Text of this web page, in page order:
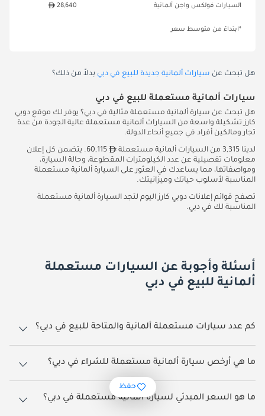
السيارات فولكس واجن ألمانية 28,640
*ابتداءً من متوسط سعر
هل تبحث عن سيارات ألمانية جديدة للبيع في دبي بدلاً من ذلك؟
سيارات ألمانية مستعملة للبيع في دبي
هل تبحث عن سيارة ألمانية مستعملة مثالية في دبي؟ يوفر لك موقع دوبي
كارز تشكيلة واسعة من السيارات ألمانية مستعملة عالية الجودة من عدة
تجار ومالكين أفراد في جميع أنحاء الدولة.
لدينا 3,315 من السيارات ألمانية مستعملة
60,115. يتضمن كل إعلان
معلومات تفصيلية عن عدد الكيلومترات المقطوعة، وحالة السيارة،
ومواصفاتها، مما يساعدك في العثور على السيارة ألمانية مستعملة
المناسبة لأسلوب حياتك وميزانيتك.
تصفح قوائم إعلانات دوبي كارز اليوم لتجد السيارة ألمانية مستعملة
المناسبة لك في دبي.
أسئلة وأجوبة عن السيارات مستعملة
ألمانية للبيع في دبي
كم عدد سيارات مستعملة ألمانية والمتاحة للبيع في دبي؟
هناك 3,315 سيارات مستعملة ألمانية متوفرة للبيع في دبي.
ما هي أرخص سيارة ألمانية مستعملة للشراء في دبي؟
أرخص سيارة ألمانية يمكن شراؤها في دبي هي مرسيدس بنز C180 K.
ما هو السعر المبدئي لسيارة ألمانية مستعملة في دبي؟
حفظ